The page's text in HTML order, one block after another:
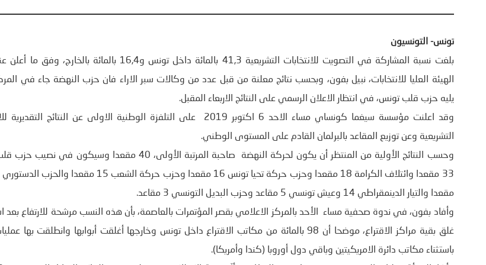
تونس- التونسيون
بلغت نسبة المشاركة في التصويت للانتخابات التشريعية 41,3 بالمائة داخل تونس و16,4 بالمائة
الهيئة العليا للانتخابات، نبيل بفون، وبحسب نتائج معلنة من قبل عدد من وكالات سبر الاراء فان حزب النهضة جاء في
يليه حزب قلب تونس، في انتظار الاعلان الرسمي على النتائج الاربعاء المقبل.
وقد اعلنت مؤسسة سيغما كونساي مساء الاحد 6 اكتوبر 2019 على التلفزة الوطنية الاولى عن النتائج
التشريعية وعن توزيع المقاعد بالبرلمان القادم على المستوى الوطني.
وحسب النتائج الأولية من المنتظر أن يكون لحركة النهضة صاحبة المرتبة الأولى، 40 مقعدا
مقعدا والتيار الدينمقراطي 14 وعيش تونسي 5 مقاعد وحزب البديل التونسي 3 مقاعد.
وأفاد بفون، في ندوة صحفية مساء الأحد بالمركز الاعلامي بقصر المؤتمرات بالعاصمة، بأن هذه النسب مرشحة للارتفاع بعد
غلق بقية مراكز الاقتراع، موضحا أن 98 بالمائة من مكاتب الاقتراع داخل تونس وخارجها أغلقت أبوابها وانطلقت بها
باستثناء مكاتب دائرة الامريكيتين وباقي دول أوروبا (كندا وأمريكا).